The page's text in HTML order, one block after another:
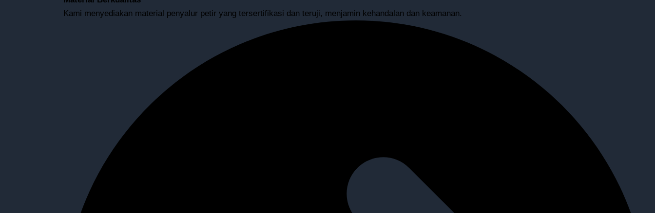
Kami menyediakan material penyalur petir yang tersertifikasi dan teruji, menjamin kehandalan dan keamanan.